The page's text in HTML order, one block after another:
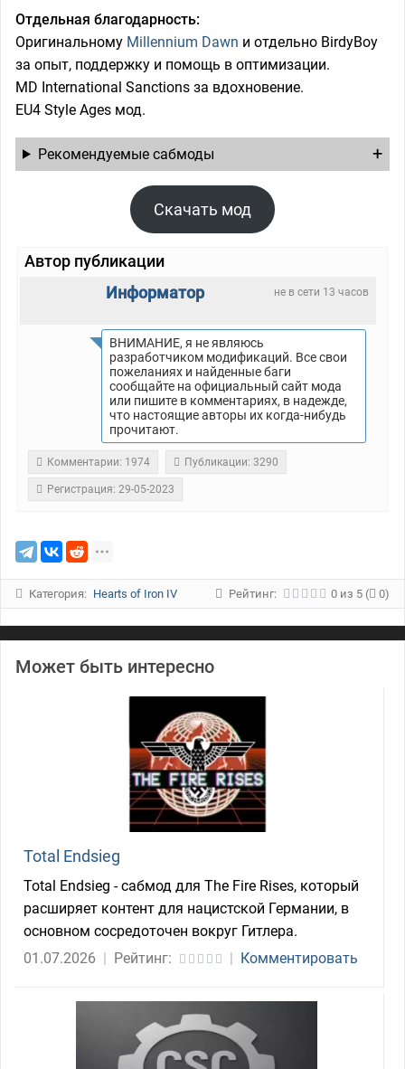
Отдельная благодарность:
Оригинальному Millennium Dawn и отдельно BirdyBoy
за опыт, поддержку и помощь в оптимизации.
MD International Sanctions за вдохновение.
EU4 Style Ages мод.
Рекомендуемые сабмоды
Скачать мод
Автор публикации
не в сети 13 часов
Информатор
ВНИМАНИЕ, я не являюсь
разработчиком модификаций. Все свои
пожеланиях и найденные баги
сообщайте на официальный сайт мода
или пишите в комментариях, в надежде,
что настоящие авторы их когда-нибудь
прочитают.
Комментарии: 1974 Публикации: 3290
Регистрация: 29-05-2023
Категория: Hearts of Iron IV Рейтинг: 0 из 5 ( 0)
Может быть интересно
Total Endsieg
Total Endsieg - сабмод для The Fire Rises, который
расширяет контент для нацистской Германии, в
основном сосредоточен вокруг Гитлера.
01.07.2026 | Рейтинг: | Комментировать